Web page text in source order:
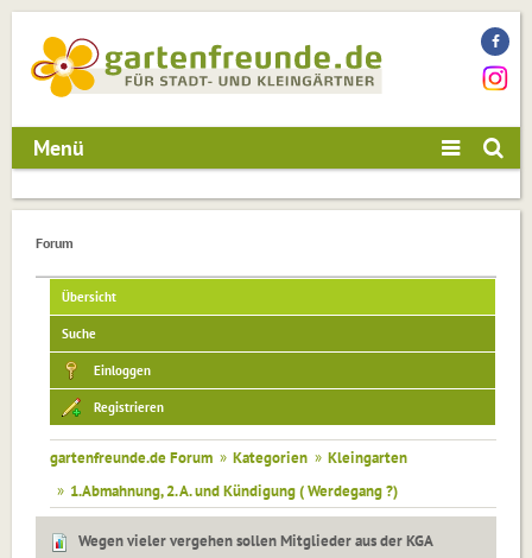
Menü
Forum
Übersicht
Suche
Einloggen
Registrieren
gartenfreunde.de Forum » Kategorien » Kleingarten
» 1.Abmahnung, 2. A. und Kündigung ( Werdegang ?)
Wegen vieler vergehen sollen Mitglieder aus der KGA